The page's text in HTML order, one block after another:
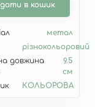
в кошик
метал
різнокольоровий
довжина
9.5
см
КОЛЬОРОВА